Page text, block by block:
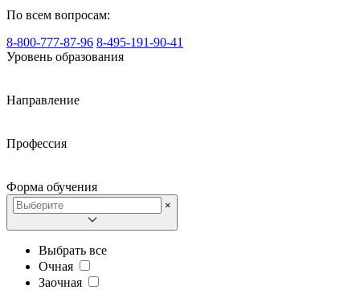
По всем вопросам:
8-800-777-87-96 8-495-191-90-41
Уровень образования
Направление
Профессия
Форма обучения
×
Выбрать все
Очная
Заочная